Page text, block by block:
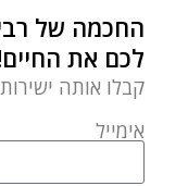
in
NJ.
החכמה של
לכם את
קבלו אותה
אימייל